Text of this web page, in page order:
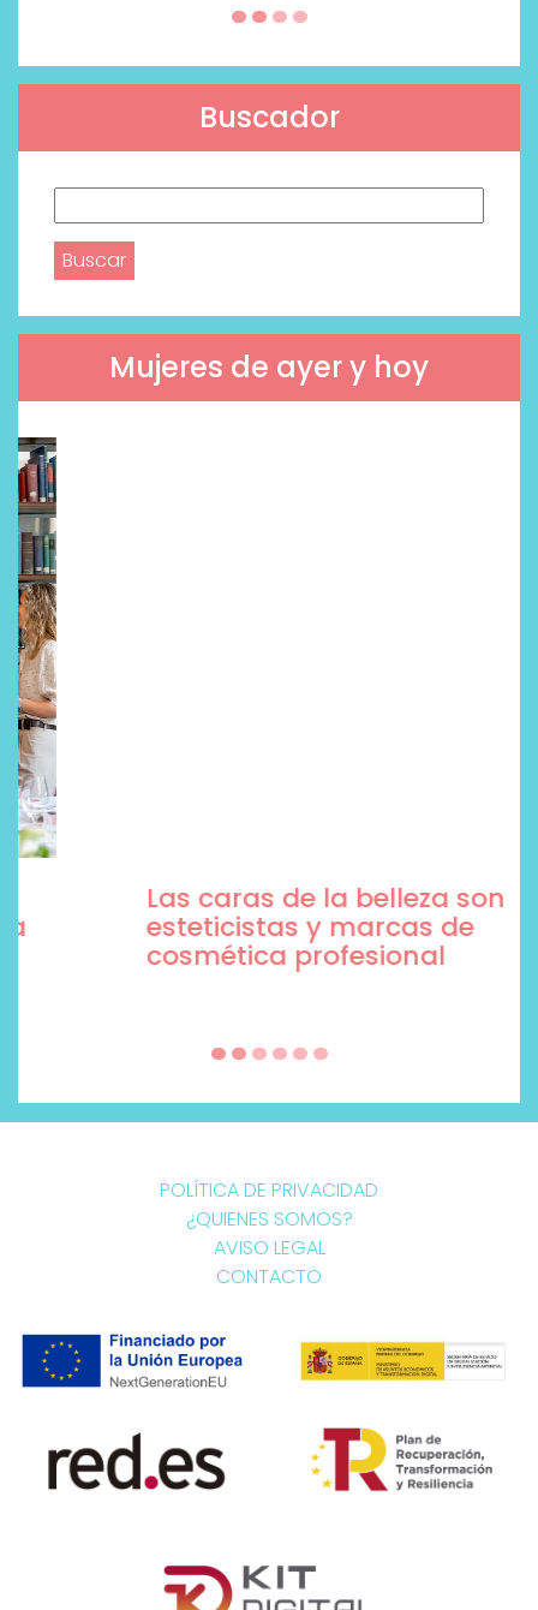
Buscador
Mujeres de ayer y hoy
Las caras de la belleza son
esteticistas y marcas de
cosmética profesional
POLÍTICA DE PRIVACIDAD
¿QUIENES SOMOS?
AVISO LEGAL
CONTACTO